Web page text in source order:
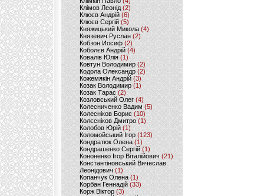
Клімов Леонід(2)
Клюєв Андрій(6)
Клюєв Сергій (5)
Княжицький Микола(4)
Князевич Руслан (2)
Кобзон Иосиф(2)
Коболєв Андрій (4)
Ковалів Юлія(1)
Ковтун Володимир (2)
Кодола Олександр (2)
Кожемякін Андрій (3)
Козак Володимир (1)
Козак Тарас (2)
Козловський Олег(4)
Колесниченко Вадим (5)
Колесніков Борис (10)
Колєсніков Дмитро (1)
Колобов Юрій (1)
Коломойський Ігор (123)
Кондратюк Олена(1)
Кондрашенко Сергій (1)
Кононенко Ігор Віталійович (21)
Константіновський Вячеслав
Леонідович (1)
Копанчук Олена (1)
Корбан Геннадій (33)
Корж Віктор (3)